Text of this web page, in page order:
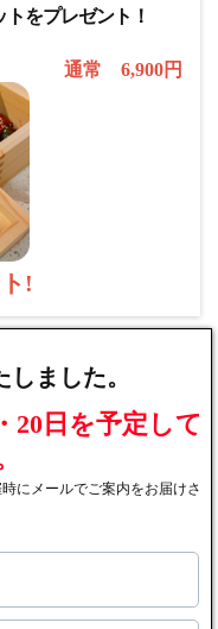
をプレゼント！
通常 6,900円
!
ました。
20日を予定して
にメールでご案内をお届けさ